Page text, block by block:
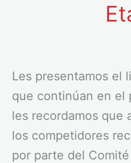
Les presentamos el
que continúan en el
les recordamos que
los competidores
por parte del